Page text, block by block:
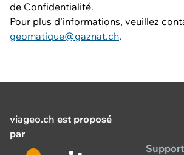
de Confidentialité.
Pour plus d'informations, veuillez
geomatique@gaznat.ch.
viageo.ch est proposé
par
Support